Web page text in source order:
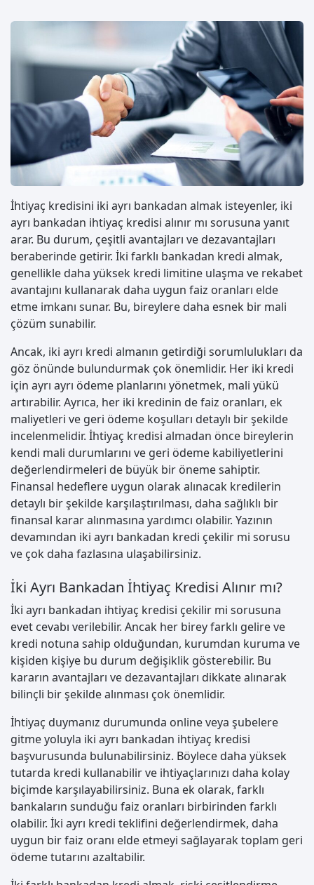
İhtiyaç kredisini iki ayrı bankadan almak isteyenler, iki
ayrı bankadan ihtiyaç kredisi alınır mı sorusuna yanıt
arar. Bu durum, çeşitli avantajları ve dezavantajları
beraberinde getirir. İki farklı bankadan kredi almak,
genellikle daha yüksek kredi limitine ulaşma ve rekabet
avantajını kullanarak daha uygun faiz oranları elde
etme imkanı sunar. Bu, bireylere daha esnek bir mali
çözüm sunabilir.
Ancak, iki ayrı kredi almanın getirdiği sorumlulukları da
göz önünde bulundurmak çok önemlidir. Her iki kredi
için ayrı ayrı ödeme planlarını yönetmek, mali yükü
artırabilir. Ayrıca, her iki kredinin de faiz oranları, ek
maliyetleri ve geri ödeme koşulları detaylı bir şekilde
incelenmelidir. İhtiyaç kredisi almadan önce bireylerin
kendi mali durumlarını ve geri ödeme kabiliyetlerini
değerlendirmeleri de büyük bir öneme sahiptir.
Finansal hedeflere uygun olarak alınacak kredilerin
detaylı bir şekilde karşılaştırılması, daha sağlıklı bir
finansal karar alınmasına yardımcı olabilir. Yazının
devamından iki ayrı bankadan kredi çekilir mi sorusu
ve çok daha fazlasına ulaşabilirsiniz.
İki Ayrı Bankadan İhtiyaç Kredisi Alınır mı?
İki ayrı bankadan ihtiyaç kredisi çekilir mi sorusuna
evet cevabı verilebilir. Ancak her birey farklı gelire ve
kredi notuna sahip olduğundan, kurumdan kuruma ve
kişiden kişiye bu durum değişiklik gösterebilir. Bu
kararın avantajları ve dezavantajları dikkate alınarak
bilinçli bir şekilde alınması çok önemlidir.
İhtiyaç duymanız durumunda online veya şubelere
gitme yoluyla iki ayrı bankadan ihtiyaç kredisi
başvurusunda bulunabilirsiniz. Böylece daha yüksek
tutarda kredi kullanabilir ve ihtiyaçlarınızı daha kolay
biçimde karşılayabilirsiniz. Buna ek olarak, farklı
bankaların sunduğu faiz oranları birbirinden farklı
olabilir. İki ayrı kredi teklifini değerlendirmek, daha
uygun bir faiz oranı elde etmeyi sağlayarak toplam geri
ödeme tutarını azaltabilir.